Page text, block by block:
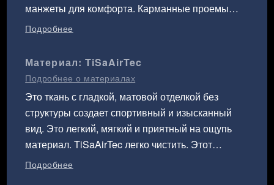
манжеты для комфорта. Карманные проемы
закрываются на молнии, вся куртка (за
Тедди. Капюшон является съемным,
регулируемым в двух направлениях.
Рекомендуется машинная стирка при
температуре 30°С. Не рекомендуется применять
смягчители ткани и химическую чистку.
Подробнее
Материал: TiSaAirTec
Подробнее о материалах
Это ткань с гладкой, матовой отделкой без
структуры создает спортивный и изысканный
вид. Это легкий, мягкий и приятный на ощупь
материал. TiSaAirTec легко чистить. Этот
материал можно стирать в машине при 30°С. Не
Подробнее